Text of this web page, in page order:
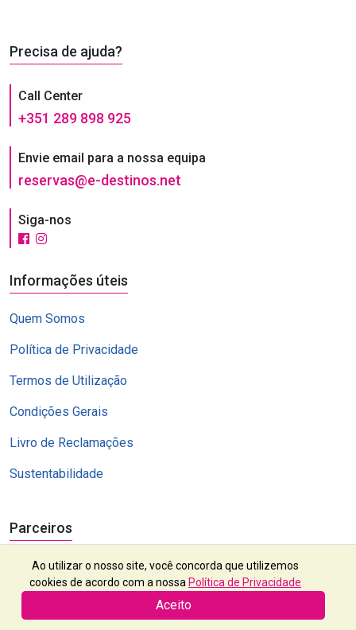
Precisa de ajuda?
Call Center
+351 289 898 925
Envie email para a nossa equipa
reservas@e-destinos.net
Siga-nos
Informações úteis
Quem Somos
Política de Privacidade
Termos de Utilização
Condições Gerais
Livro de Reclamações
Sustentabilidade
Parceiros
Ao utilizar o nosso site, você concorda que utilizemos
cookies de acordo com a nossa Política de Privacidade
Aceito